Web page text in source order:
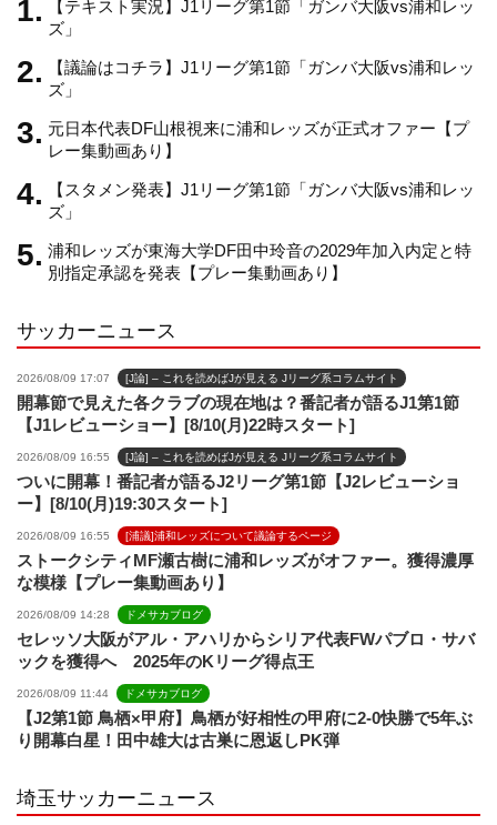
m h
a
n
n
e
【テキスト実況】J1リーグ第1節「ガンバ大阪vs浦和レッ
ズ」
【議論はコチラ】J1リーグ第1節「ガンバ大阪vs浦和レッ
ズ」
元日本代表DF山根視来に浦和レッズが正式オファー【プ
レー集動画あり】
【スタメン発表】J1リーグ第1節「ガンバ大阪vs浦和レッ
ズ」
浦和レッズが東海大学DF田中玲音の2029年加入内定と特
別指定承認を発表【プレー集動画あり】
サッカーニュース
2026/08/09 17:07 [J論] – これを読めばJが見える Jリーグ系コラムサイト
開幕節で見えた各クラブの現在地は？番記者が語るJ1第1節
【J1レビューショー】[8/10(月)22時スタート]
2026/08/09 16:55 [J論] – これを読めばJが見える Jリーグ系コラムサイト
ついに開幕！番記者が語るJ2リーグ第1節【J2レビューショ
ー】[8/10(月)19:30スタート]
2026/08/09 16:55 [浦議]浦和レッズについて議論するページ
ストークシティMF瀬古樹に浦和レッズがオファー。獲得濃厚
な模様【プレー集動画あり】
2026/08/09 14:28 ドメサカブログ
セレッソ大阪がアル・アハリからシリア代表FWパブロ・サバ
ックを獲得へ 2025年のKリーグ得点王
2026/08/09 11:44 ドメサカブログ
【J2第1節 鳥栖×甲府】鳥栖が好相性の甲府に2-0快勝で5年ぶ
り開幕白星！田中雄大は古巣に恩返しPK弾
埼玉サッカーニュース